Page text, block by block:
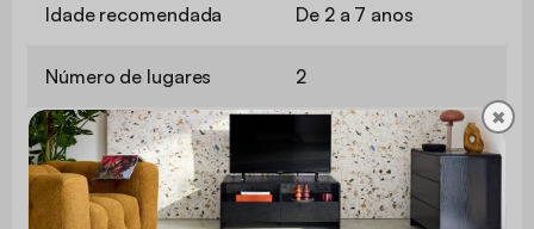
Idade recomendada De 2 a 7 anos
Número de lugares 2
Empilhável
✖